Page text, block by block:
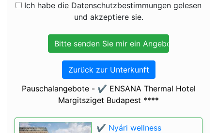
Ich habe die Datenschutzbestimmungen gelesen
und akzeptiere sie.
Zurück zur Unterkunft
Pauschalangebote - ✔️ ENSANA Thermal Hotel
Margitsziget Budapest ****
✔️ Nyári wellness